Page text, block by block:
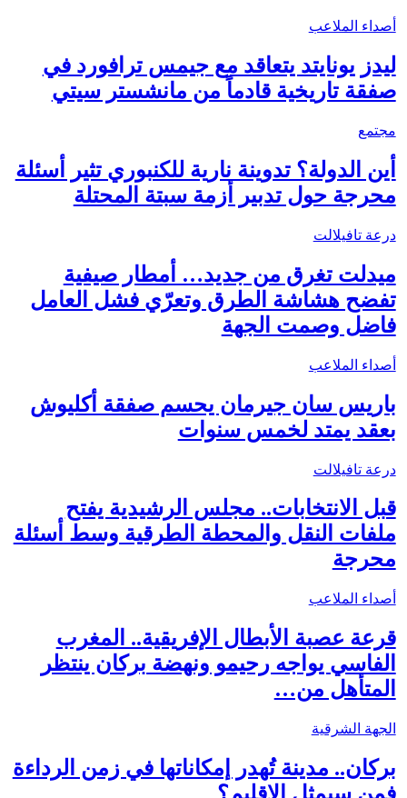
أصداء الملاعب
ليدز يونايتد يتعاقد مع جيمس ترافورد في
صفقة تاريخية قادماً من مانشستر سيتي
مجتمع
أين الدولة؟ تدوينة نارية للكنبوري تثير أسئلة
محرجة حول تدبير أزمة سبتة المحتلة
درعة تافيلالت
ميدلت تغرق من جديد… أمطار صيفية
تفضح هشاشة الطرق وتعرّي فشل العامل
فاضل وصمت الجهة
أصداء الملاعب
باريس سان جيرمان يحسم صفقة أكليوش
بعقد يمتد لخمس سنوات
درعة تافيلالت
قبل الانتخابات.. مجلس الرشيدية يفتح
ملفات النقل والمحطة الطرقية وسط أسئلة
محرجة
أصداء الملاعب
قرعة عصبة الأبطال الإفريقية.. المغرب
الفاسي يواجه رحيمو ونهضة بركان ينتظر
المتأهل من…
الجهة الشرقية
بركان.. مدينة تُهدر إمكاناتها في زمن الرداءة